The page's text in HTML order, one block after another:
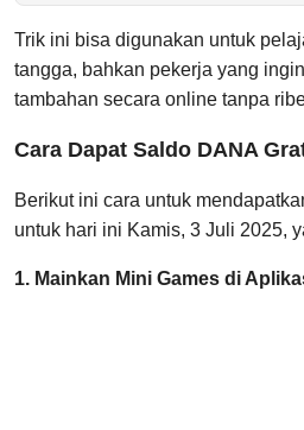
Trik ini bisa digunakan untuk
tangga, bahkan pekerja yang
tambahan secara online tanpa
Cara Dapat Saldo DANA
Berikut ini cara untuk
untuk hari ini Kamis, 3 Juli 2025,
1. Mainkan Mini Games di